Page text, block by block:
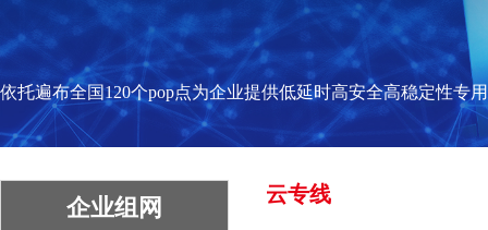
依托遍布全国120个pop点为企业提供低延时高安全高稳定性专
企业组网 云专线